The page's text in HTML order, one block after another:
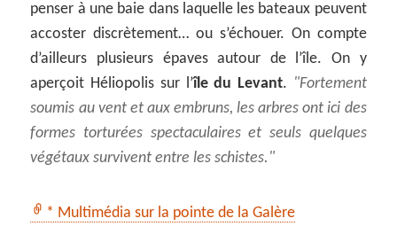
penser à une baie dans laquelle les bateaux peuvent
accoster discrètement… ou s’échouer. On compte
d’ailleurs plusieurs épaves autour de l’île. On y
aperçoit Héliopolis sur l’île du Levant.
Fortement
soumis au vent et aux embruns, les arbres ont ici des
formes torturées spectaculaires et seuls quelques
végétaux survivent entre les schistes.
* Multimédia sur la pointe de la Galère